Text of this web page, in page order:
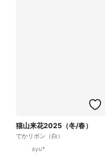
猫山来花2025（冬/春）
でかリボン（白）
ayu*